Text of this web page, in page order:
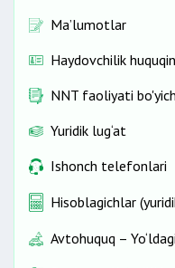
Ma’lumotlar
Haydovchilik
NNT faoliyati
Yuridik lug‘at
Ishonch telefonlari
Hisoblagichlar
Avtohuquq –